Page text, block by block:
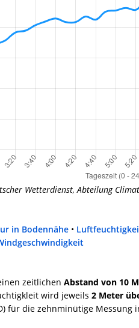
Wetterdienst, Abteilung
in Bodennähe •
zeitlichen Abstand von 10
wird jeweils 2 Meter
für die zehnminütige Messung